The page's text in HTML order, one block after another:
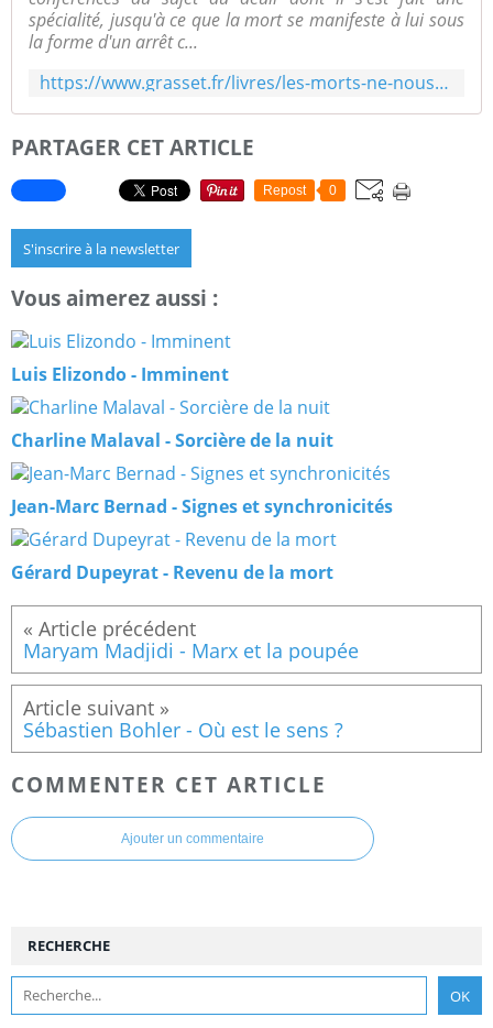
spécialité, jusqu'à ce que la mort se manifeste à lui sous
la forme d'un arrêt c...
https://www.grasset.fr/livres/les-morts-ne-nous-aiment-plus-9782246828648
PARTAGER CET ARTICLE
Repost 0
S'inscrire à la newsletter
Vous aimerez aussi :
Luis Elizondo - Imminent
Charline Malaval - Sorcière de la nuit
Jean-Marc Bernad - Signes et synchronicités
Gérard Dupeyrat - Revenu de la mort
Maryam Madjidi - Marx et la poupée
Sébastien Bohler - Où est le sens ?
COMMENTER CET ARTICLE
Ajouter un commentaire
RECHERCHE